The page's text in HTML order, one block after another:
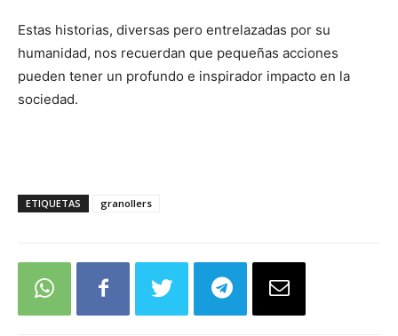
Estas historias, diversas pero entrelazadas por su
humanidad, nos recuerdan que pequeñas acciones
pueden tener un profundo e inspirador impacto en la
sociedad.
ETIQUETAS granollers